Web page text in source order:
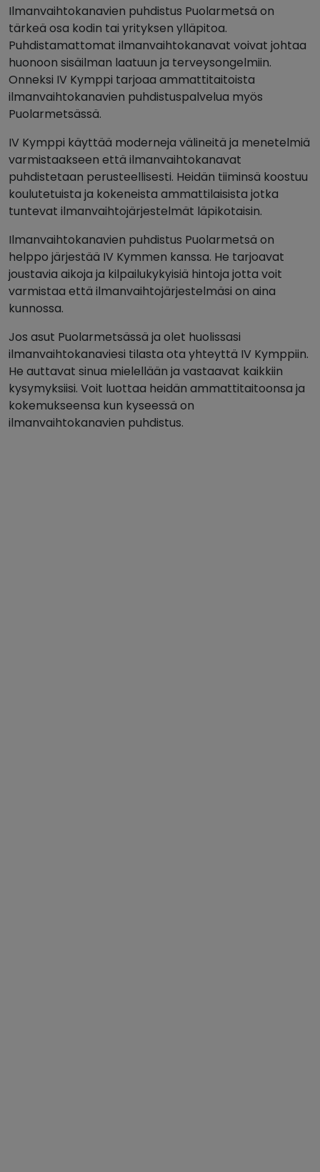
Ilmanvaihtokanavien puhdistus Puolarmetsä on
tärkeä osa kodin tai yrityksen ylläpitoa.
Puhdistamattomat ilmanvaihtokanavat voivat johtaa
huonoon sisäilman laatuun ja terveysongelmiin.
Onneksi IV Kymppi tarjoaa ammattitaitoista
ilmanvaihtokanavien puhdistuspalvelua myös
Puolarmetsässä.
IV Kymppi käyttää moderneja välineitä ja menetelmiä
varmistaakseen että ilmanvaihtokanavat
puhdistetaan perusteellisesti. Heidän tiiminsä koostuu
koulutetuista ja kokeneista ammattilaisista jotka
tuntevat ilmanvaihtojärjestelmät läpikotaisin.
Ilmanvaihtokanavien puhdistus Puolarmetsä on
helppo järjestää IV Kymmen kanssa. He tarjoavat
joustavia aikoja ja kilpailukykyisiä hintoja jotta voit
varmistaa että ilmanvaihtojärjestelmäsi on aina
kunnossa.
Jos asut Puolarmetsässä ja olet huolissasi
ilmanvaihtokanaviesi tilasta ota yhteyttä IV Kymppiin.
He auttavat sinua mielellään ja vastaavat kaikkiin
kysymyksiisi. Voit luottaa heidän ammattitaitoonsa ja
kokemukseensa kun kyseessä on
ilmanvaihtokanavien puhdistus.